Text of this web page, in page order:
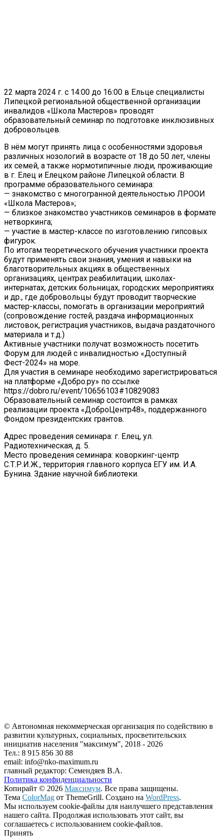
22 марта 2024 г. с 14:00 до 16:00 в Ельце специалисты
Липецкой региональной общественной организации
инвалидов «Школа Мастеров» проводят
образовательный семинар по подготовке инклюзивных
добровольцев.
В нём могут принять лица с особенностями здоровья
различных нозологий в возрасте от 18 до 50 лет, члены
их семей, а также нормотипичные люди, проживающие
в г. Елец и Елецком районе Липецкой области. В
программе образовательного семинара:
— знакомство с многогранной деятельностью ЛРООИ
«Школа Мастеров»;
— близкое знакомство участников семинаров в формате
нетворкинга;
— участие в мастер-классе по изготовлению гипсовых
фигурок.
По итогам теоретического обучения участники проекта
будут применять свои знания, умения и навыки на
благотворительных акциях в общественных
организациях, центрах реабилитации, школах-
интернатах, детских больницах, городских мероприятиях
и др., где добровольцы будут проводит творческие
мастер-классы, помогать в организации мероприятий
(сопровождение гостей, раздача информационных
листовок, регистрация участников, выдача раздаточного
материала и т.д.)
Активные участники получат возможность посетить
Форум для людей с инвалидностью «Доступный
Фест-2024» на море.
Для участия в семинаре необходимо зарегистрироваться
на платформе «Добро.ру» по ссылке
https://dobro.ru/event/10656103#10829083
Образовательный семинар состоится в рамках
реализации проекта «ДоброЦентр48», поддержанного
Фондом президентских грантов.
Адрес проведения семинара: г. Елец, ул.
Радиотехническая, д. 5.
Место проведения семинара: коворкинг-центр
С.Т.Р.И.Ж., территория главного корпуса ЕГУ им. И.А.
Бунина. Здание научной библиотеки.
© Автономная некоммерческая организация по содействию в
развитии культурных, социальных, просветительских
инициатив населения "максимум", 2018 - 2026
Тел.: 8 915 856 30 88
email: info@nko-maximum.ru
главный редактор: Семендяев В.А.
Политика конфиденциальности
Копирайт © 2026 Максимум. Все права защищены.
Тема ColorMag от ThemeGrill. Создано на WordPress.
Мы используем cookie-файлы для наилучшего представления
нашего сайта. Продолжая использовать этот сайт, вы
соглашаетесь с использованием cookie-файлов.
Принять